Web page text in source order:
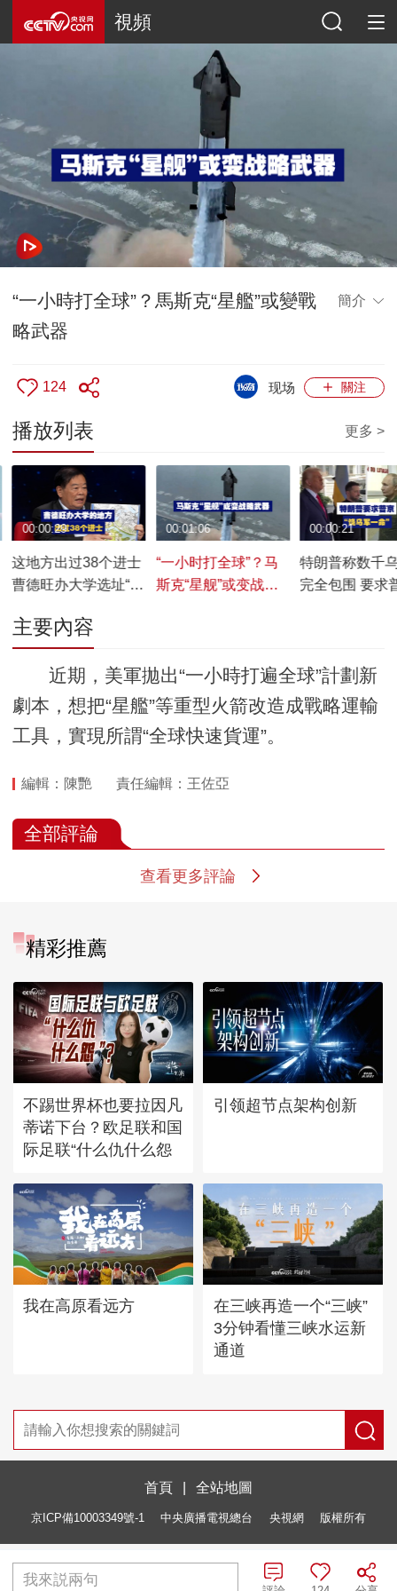
視頻
“一小時打全球”？馬斯克“星艦”或變戰
略武器
簡介
124 關注
现场
播放列表 更多 >
这地方出过38个进士
曹德旺办大学选址“风
00:00:29
“一小时打全球”？马
斯克“星舰”或变战略
00:01:06
特朗普称数千
完全包围 要求
00:00:21
主要內容
近期，美軍拋出“一小時打遍全球”計劃新
劇本，想把“星艦”等重型火箭改造成戰略運輸
工具，實現所謂“全球快速貨運”。
編輯：陳艷 責任編輯：王佐亞
全部評論
查看更多評論
精彩推薦
不踢世界杯也要拉因凡
蒂诺下台？欧足联和国
际足联“什么仇什么怨
引领超节点架构创新
我在高原看远方
在三峡再造一个“三峡”
3分钟看懂三峡水运新
通道
首頁 全站地圖
京ICP備10003349號-1 中央廣播電視總台 央視網 版權所有
我來説兩句